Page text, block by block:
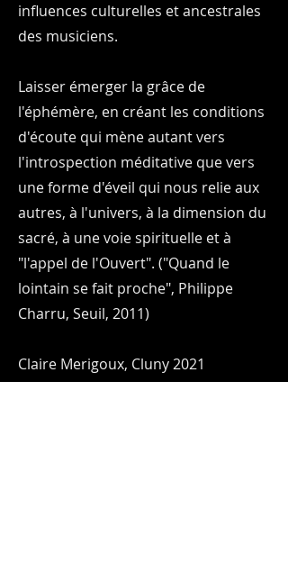
influences culturelles et ancestrales
des musiciens. ​
Laisser émerger la grâce de
l'éphémère, en créant les conditions
d'écoute qui mène autant vers
l'introspection méditative que vers
une forme d'éveil qui nous relie aux
autres, à l'univers, à la dimension du
sacré, à une voie spirituelle et à
"l'appel de l'Ouvert". ("Quand le
lointain se fait proche", Philippe
Charru, Seuil, 2011) ​
Claire Merigoux, Cluny 2021​